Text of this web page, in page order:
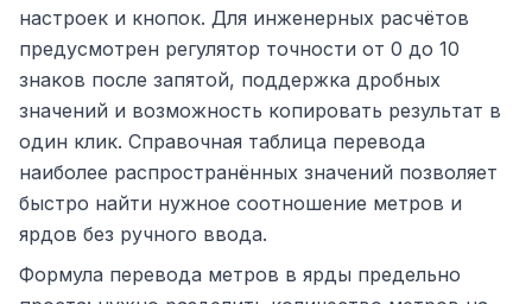
настроек и кнопок. Для инженерных расчётов
предусмотрен регулятор точности от 0 до 10
знаков после запятой, поддержка дробных
значений и возможность копировать результат в
один клик. Справочная таблица перевода
наиболее распространённых значений позволяет
быстро найти нужное соотношение метров и
ярдов без ручного ввода.
Формула перевода метров в ярды предельно